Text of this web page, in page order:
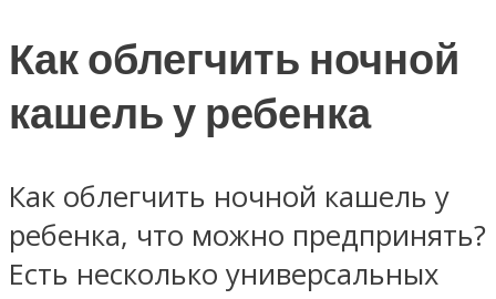
Как облегчить ночной
кашель у ребенка
Как облегчить ночной кашель у
ребенка, что можно предпринять?
Есть несколько универсальных